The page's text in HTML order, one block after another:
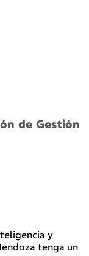
de Gestión
y
tenga un